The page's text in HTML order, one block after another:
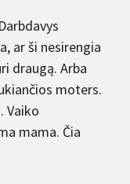
ar ši nesirengia
draugą. Arba
moters.
Vaiko
mama. Čia